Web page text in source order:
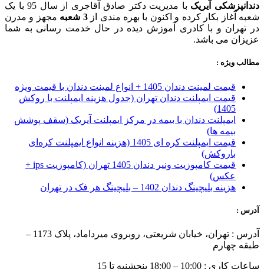
دندانپزشکی آیریک
با مدیریت دکتر صادق آقاجری از سال 95 با یک
شعبه آغاز بکار کرده و اکنون با بهره مندی از3 شعبه
مجهز و مدرن
در تهران و با کادری آموزش دیده در حال خدمت رسانی به شما
عزیزان می باشد.
مطالب ویژه :
قیمت لمینت دندان 1405 + انواع لمینت دندان با قیمت ویژه
قیمت ایمپلنت دندان تهران (جدول هزینه ایمپلنت با روکش
1405)
ایمپلنت دندان با بیمه در مرکز ایمپلنت آیریک (سقف پوشش
بیمه ها)
قیمت ایمپلنت کره ای‌ 1405 (هزینه انواع ایمپلنت کره‌ای
با‌روکش)
قیمت کامپوزیت ونیر دندان 1405 تهران (کامپوزیت ips +
عکس)
هزینه بلیچینگ دندان 1402 – بلیچینگ هر فک در تهران
آدرس :
آدرس : تهران، خیابان شریعتی، روبروی میرداماد، پلاک 1173 –
طبقه چهارم
ساعات کاری : 10:00 – 18:00 پنجشنبه تا 15